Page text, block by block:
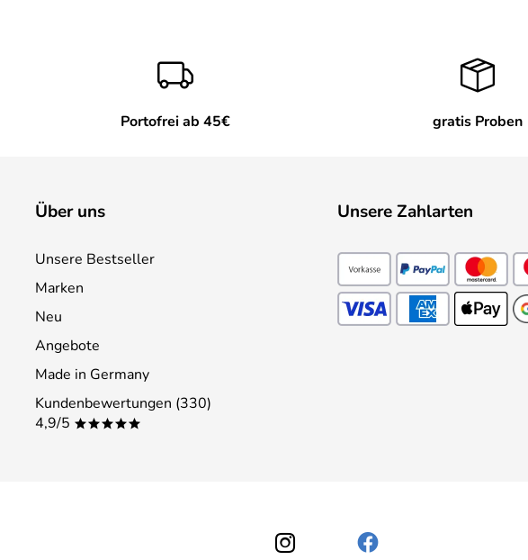
Portofrei ab 45€ gratis Proben
Über uns
Unsere Bestseller
Marken
Neu
Angebote
Made in Germany
Kundenbewertungen (330)
4,9/5 *****
Unsere Zahlarten